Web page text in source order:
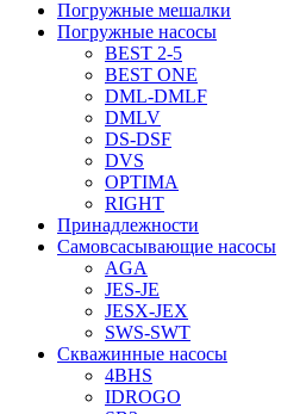
Погружные мешалки
Погружные насосы
BEST 2-5
BEST ONE
DML-DMLF
DMLV
DS-DSF
DVS
OPTIMA
RIGHT
Принадлежности
Самовсасывающие насосы
AGA
JES-JE
JESX-JEX
SWS-SWT
Скважинные насосы
4BHS
IDROGO